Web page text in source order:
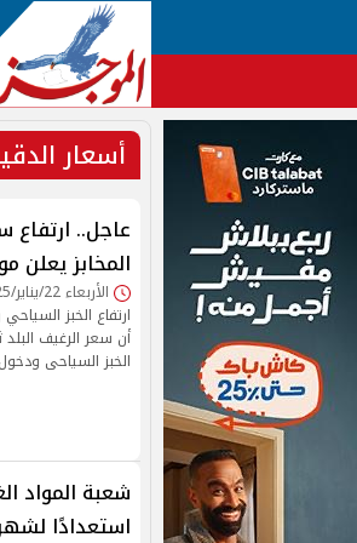
أسعار
عاجل..
المخابز يعلن
الأربعاء 22/يناير/2025 - 11:27 ص
ارتفاع الخبز
أن سعر الرغيف
الخبز السياحى
شعبة المواد
استعدادًا لشهر